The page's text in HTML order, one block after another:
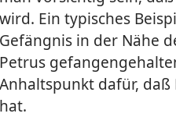
wird. Ein typisches
Gefängnis in der Nähe
Petrus
Anhaltspunkt dafür, daß
hat.